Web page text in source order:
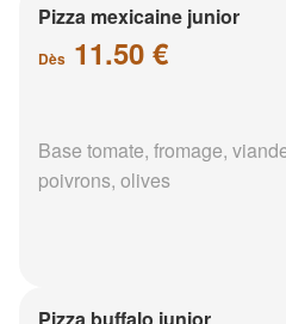
Pizza mexicaine junior
Dès 11.50 €
Base tomate, fromage,
poivrons, olives
Pizza buffalo junior